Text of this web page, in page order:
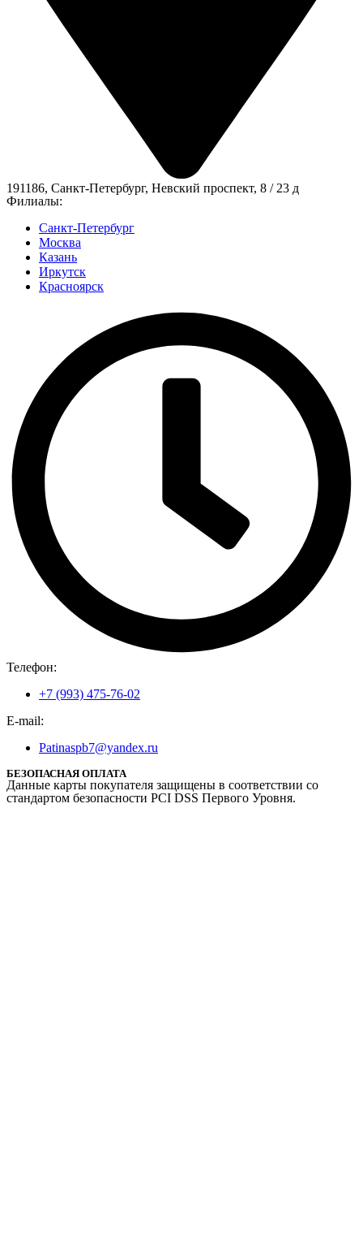
191186, Санкт-Петербург, Невский проспект, 8 / 23 д
Филиалы:
Санкт-Петербург
Москва
Казань
Иркутск
Красноярск
Телефон:
+7 (993) 475-76-02
E-mail:
Patinaspb7@yandex.ru
БЕЗОПАСНАЯ ОПЛАТА
Данные карты покупателя защищены в соответствии со
стандартом безопасности PCI DSS Первого Уровня.